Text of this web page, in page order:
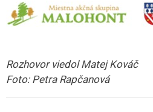
Rozhovor viedol Matej Kováč
Foto: Petra Rapčanová